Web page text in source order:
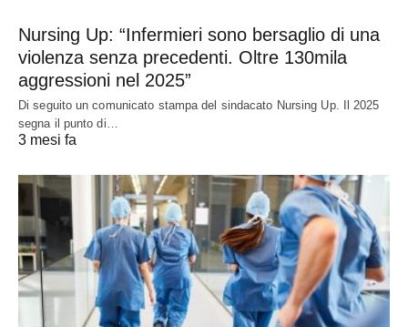
Nursing Up: “Infermieri sono bersaglio di una
violenza senza precedenti. Oltre 130mila
aggressioni nel 2025”
Di seguito un comunicato stampa del sindacato Nursing Up. Il 2025
segna il punto di…
3 mesi fa